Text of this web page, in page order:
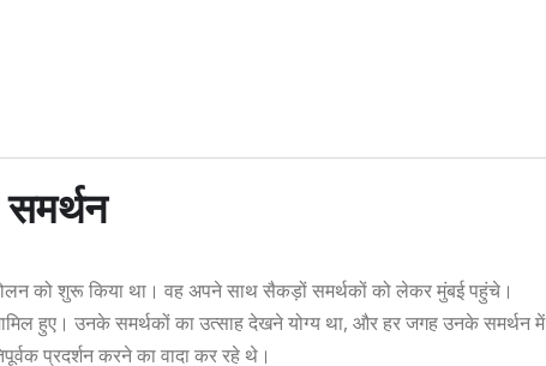
को शुरू किया था। वह अपने साथ सैकड़ों समर्थकों को लेकर मुंबई पहुंचे।
हुए। उनके समर्थकों का उत्साह देखने योग्य था, और हर जगह उनके समर्थन में
प्रदर्शन करने का वादा कर रहे थे।